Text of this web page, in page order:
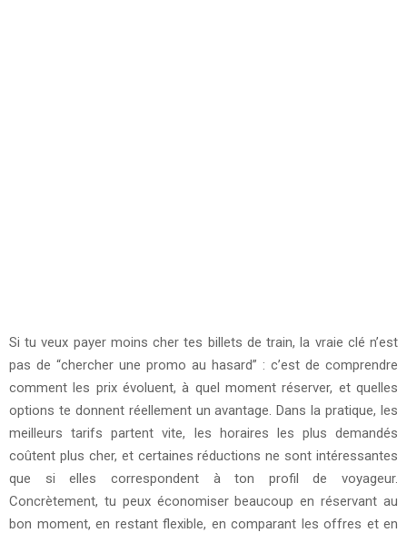
Si tu veux payer moins cher tes billets de train, la vraie clé n’est
pas de “chercher une promo au hasard” : c’est de comprendre
comment les prix évoluent, à quel moment réserver, et quelles
options te donnent réellement un avantage. Dans la pratique, les
meilleurs tarifs partent vite, les horaires les plus demandés
coûtent plus cher, et certaines réductions ne sont intéressantes
que si elles correspondent à ton profil de voyageur.
Concrètement, tu peux économiser beaucoup en réservant au
bon moment, en restant flexible, en comparant les offres et en